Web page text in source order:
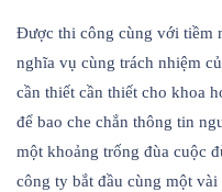
Được thi công cùng với tiềm
nghĩa vụ cùng trách nhiệm
cần thiết cần thiết cho khoa
để bao che chắn thông tin
một khoảng trống đùa cuộc
công ty bắt đầu cùng một